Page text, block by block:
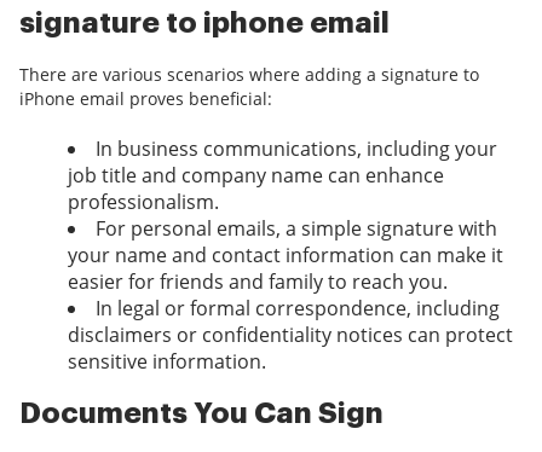
signature to iphone email
There are various scenarios where adding a signature to
iPhone email proves beneficial:
In business communications, including your
job title and company name can enhance
professionalism.
For personal emails, a simple signature with
your name and contact information can make it
easier for friends and family to reach you.
In legal or formal correspondence, including
disclaimers or confidentiality notices can protect
sensitive information.
Documents You Can Sign